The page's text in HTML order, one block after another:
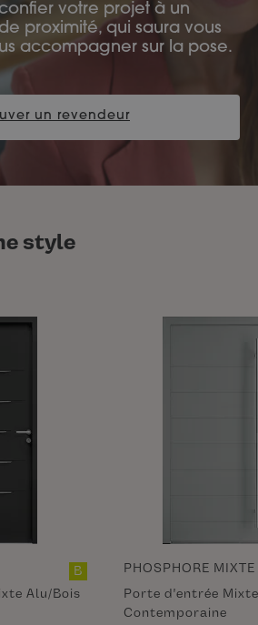
votre projet à un
proximité, qui saura vous
accompagner sur la pose.
un revendeur
style
Alu/Bois
B
PHOSPHORE MIXTE
Porte d'entrée
Contemporaine